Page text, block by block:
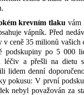
krevním tlaku vám
vápník. Před
ceně 35 milionů vašich
podskupiny po 5 000
léčiv a přešli na dietu
lidem denní
pokusu: V první
nebyl považován za